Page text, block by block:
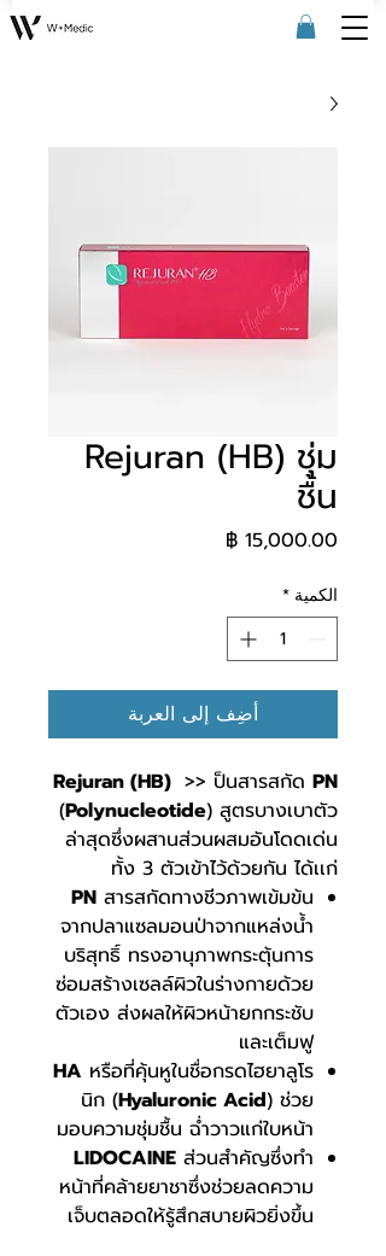
Rejuran (HB) ชุ่ม
ชื้น
الكمية *
أضِف إلى العربة
Rejuran (HB) >> ป็นสารสกัด PN
(Polynucleotide) สูตรบางเบาตัว
ล่าสุดซึ่งผสานส่วนผสมอันโดดเด่น
ทั้ง 3 ตัวเข้าไว้ด้วยกัน ได้เเก่
PN สารสกัดทางชีวภาพเข้มข้น
จากปลาแซลมอนป่าจากแหล่งน้ำ
บริสุทธิ์ ทรงอานุภาพกระตุ้นการ
ซ่อมสร้างเซลล์ผิวในร่างกายด้วย
ตัวเอง ส่งผลให้ผิวหน้ายกกระชับ
และเต็มฟู
HA หรือที่คุ้นหูในชื่อกรดไฮยาลูโร
นิก (Hyaluronic Acid) ช่วย
มอบความชุ่มชื้น ฉ่ำวาวแก่ใบหน้า
LIDOCAINE ส่วนสำคัญซึ่งทำ
หน้าที่คล้ายยาชาซึ่งช่วยลดความ
เจ็บตลอดให้รู้สึกสบายผิวยิ่งขึ้น